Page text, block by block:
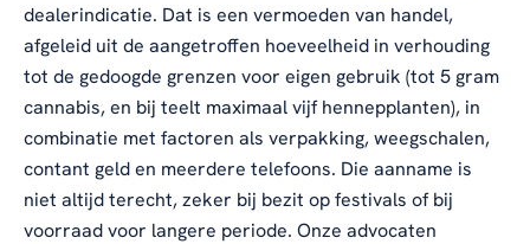
dealerindicatie. Dat is een vermoeden van handel,
afgeleid uit de aangetroffen hoeveelheid in verhouding
tot de gedoogde grenzen voor eigen gebruik (tot 5 gram
cannabis, en bij teelt maximaal vijf hennepplanten), in
combinatie met factoren als verpakking, weegschalen,
contant geld en meerdere telefoons. Die aanname is
niet altijd terecht, zeker bij bezit op festivals of bij
voorraad voor langere periode. Onze advocaten